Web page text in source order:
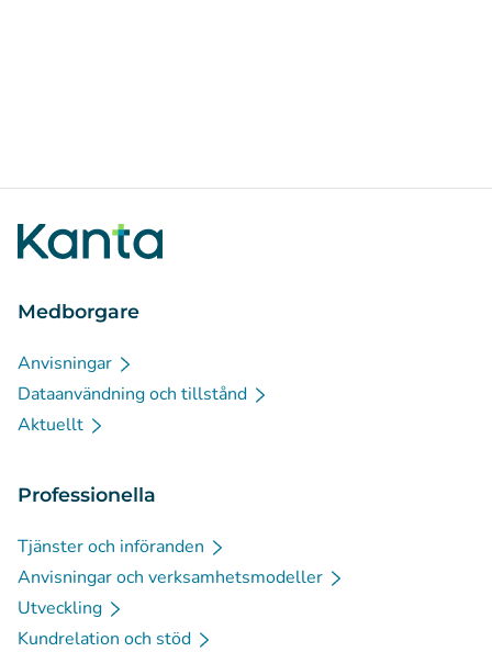
Medborgare
Anvisningar
Dataanvändning och tillstånd
Aktuellt
Professionella
Tjänster och införanden
Anvisningar och verksamhetsmodeller
Utveckling
Kundrelation och stöd